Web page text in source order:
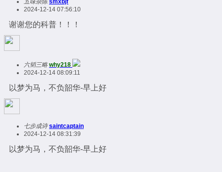
2024-12-14 07:56:10
谢谢您的科普！！！
六韬三略 why218
2024-12-14 08:09:11
以梦为马，不负韶华-早上好
七步成诗 saintcaptain
2024-12-14 08:31:39
以梦为马，不负韶华-早上好